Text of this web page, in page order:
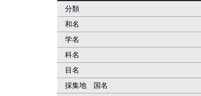
分類
和名
学名
科名
目名
採集地 国名